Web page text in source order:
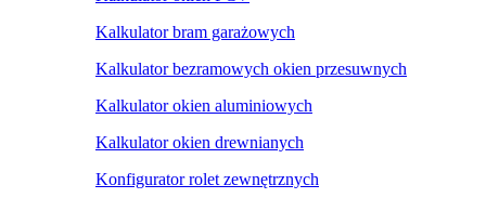
Kalkulator bram garażowych
Kalkulator bezramowych okien przesuwnych
Kalkulator okien aluminiowych
Kalkulator okien drewnianych
Konfigurator rolet zewnętrznych